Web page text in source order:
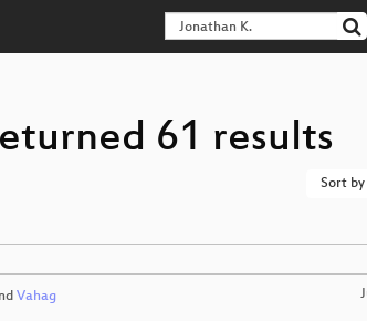
61 results
Sort by
Vahag